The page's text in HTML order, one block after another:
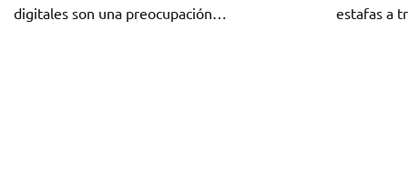
digitales son una preocupación…
estafas a